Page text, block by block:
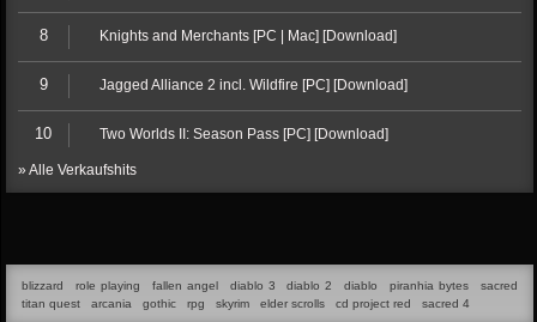
8 Knights and Merchants [PC | Mac] [Download]
9 Jagged Alliance 2 incl. Wildfire [PC] [Download]
10 Two Worlds II: Season Pass [PC] [Download]
» Alle Verkaufshits
blizzard role playing fallen angel diablo 3 diablo 2 diablo piranhia bytes
sacred
titan quest
arcania gothic rpg skyrim elder scrolls cd project red sacred 4